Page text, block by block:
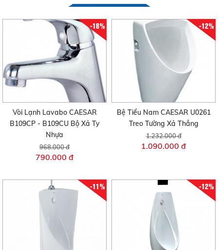
-18%
Vòi Lạnh Lavabo CAESAR
B109CP - B109CU Bộ Xả Ty
Nhựa
968.000 đ
790.000 đ
-12%
Bệ Tiểu Nam CAESAR U0261
Treo Tường Xả Thẳng
1.232.000 đ
1.090.000 đ
-11% -12%